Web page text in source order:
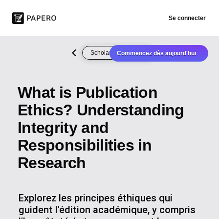
Se connecter
Commencez dès aujourd'hui
Scholarly Publishing
What is Publication
Ethics? Understanding
Integrity and
Responsibilities in
Research
Explorez les principes éthiques qui
guident l'édition académique, y compris